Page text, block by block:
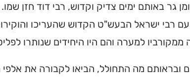
גר באותם ימים צדיק וקדוש, רבי דוד חזן
רבי ישראל הבעש"ט הקדוש שהעריכו
למערה והם היו היחידים שנותרו
ובראותם מה התחולל, הביאו לקבורה את